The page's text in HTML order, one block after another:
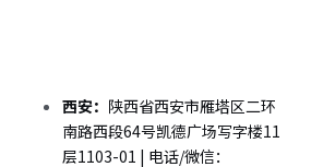
西安： 陕西省西安市雁塔区二环
南路西段64号凯德广场写字楼11
层1103-01 | 电话/微信：